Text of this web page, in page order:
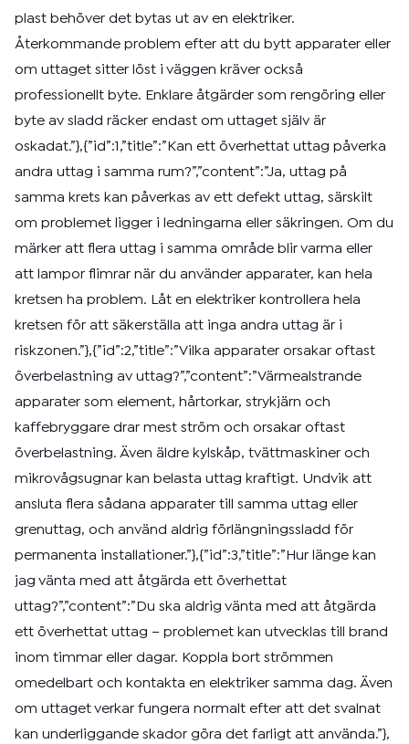
plast behöver det bytas ut av en elektriker.
Återkommande problem efter att du bytt apparater eller
om uttaget sitter löst i väggen kräver också
professionellt byte. Enklare åtgärder som rengöring eller
byte av sladd räcker endast om uttaget själv är
oskadat.”},{”id”:1,”title”:”Kan ett överhettat uttag påverka
andra uttag i samma rum?”,”content”:”Ja, uttag på
samma krets kan påverkas av ett defekt uttag, särskilt
om problemet ligger i ledningarna eller säkringen. Om du
märker att flera uttag i samma område blir varma eller
att lampor flimrar när du använder apparater, kan hela
kretsen ha problem. Låt en elektriker kontrollera hela
kretsen för att säkerställa att inga andra uttag är i
riskzonen.”},{”id”:2,”title”:”Vilka apparater orsakar oftast
överbelastning av uttag?”,”content”:”Värmealstrande
apparater som element, hårtorkar, strykjärn och
kaffebryggare drar mest ström och orsakar oftast
överbelastning. Även äldre kylskåp, tvättmaskiner och
mikrovågsugnar kan belasta uttag kraftigt. Undvik att
ansluta flera sådana apparater till samma uttag eller
grenuttag, och använd aldrig förlängningssladd för
permanenta installationer.”},{”id”:3,”title”:”Hur länge kan
jag vänta med att åtgärda ett överhettat
uttag?”,”content”:”Du ska aldrig vänta med att åtgärda
ett överhettat uttag – problemet kan utvecklas till brand
inom timmar eller dagar. Koppla bort strömmen
omedelbart och kontakta en elektriker samma dag. Även
om uttaget verkar fungera normalt efter att det svalnat
kan underliggande skador göra det farligt att använda.”},